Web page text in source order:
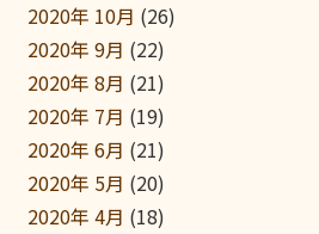
2020年 10月 (26)
2020年 9月 (22)
2020年 8月 (21)
2020年 7月 (19)
2020年 6月 (21)
2020年 5月 (20)
2020年 4月 (18)